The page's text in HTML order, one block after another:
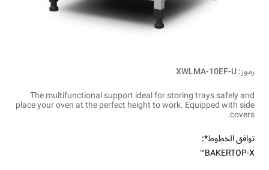
رموز: XWLMA-10EF-U
The multifunctional support ideal for storing trays safely and
place your oven at the perfect height to work. Equipped with side
covers.
توافق الخطوط*:
BAKERTOP-X™